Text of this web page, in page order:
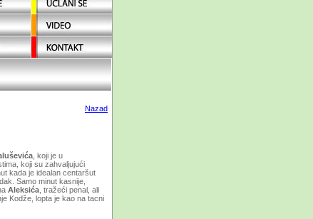
Nazad
, koji je u
koji su zahvaljujući
kada je idealan centaršut
Samo minut kasnije,
Aleksića , tražeći penal, ali
Kodže, lopta je kao na tacni